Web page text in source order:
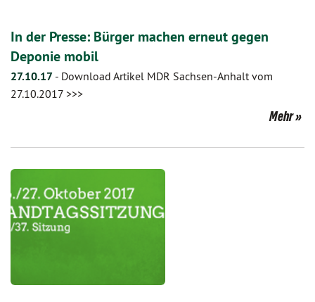
In der Presse: Bürger machen erneut gegen
Deponie mobil
27.10.17 - Download Artikel MDR Sachsen-Anhalt vom
27.10.2017 >>>
Mehr